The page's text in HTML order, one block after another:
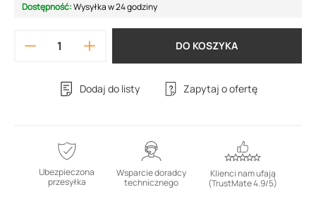
Dostępność:Wysyłka w 24 godziny
DO KOSZYKA
Dodaj do listy Zapytaj o ofertę
Ubezpieczona
przesyłka
Wsparcie doradcy
technicznego
Klienci nam ufają
(TrustMate 4.9/5)